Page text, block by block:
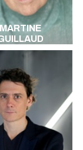
MARTINE